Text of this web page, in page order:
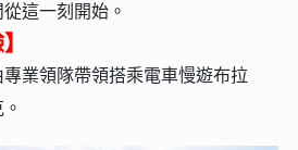
這一刻開始。
業領隊帶領搭乘電車慢遊布拉